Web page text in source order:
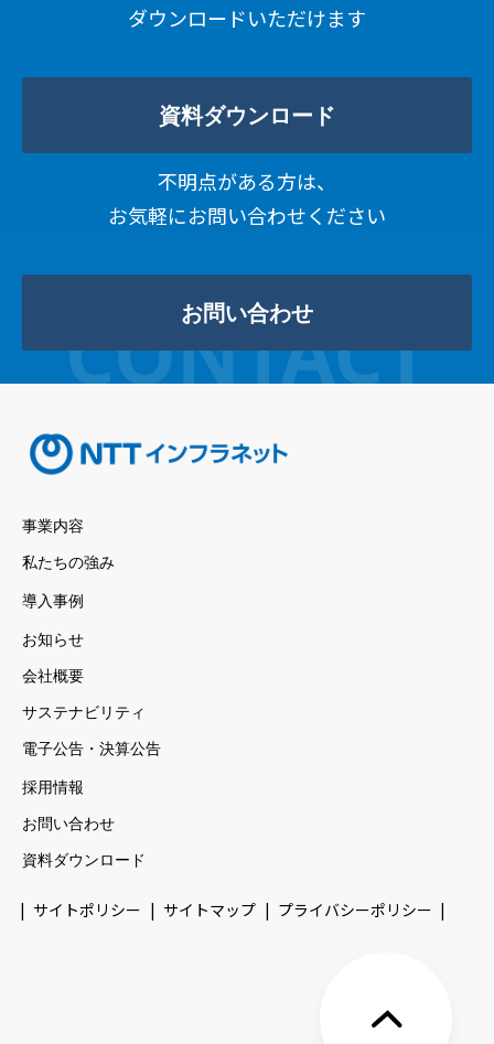
ダウンロードいただけます
資料ダウンロード
不明点がある方は、
お気軽にお問い合わせください
お問い合わせ
事業内容
私たちの強み
導入事例
お知らせ
会社概要
サステナビリティ
電子公告・決算公告
採用情報
お問い合わせ
資料ダウンロード
サイトポリシー サイトマップ プライバシーポリシー